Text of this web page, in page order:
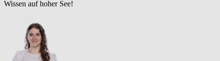
Wissen auf hoher See!